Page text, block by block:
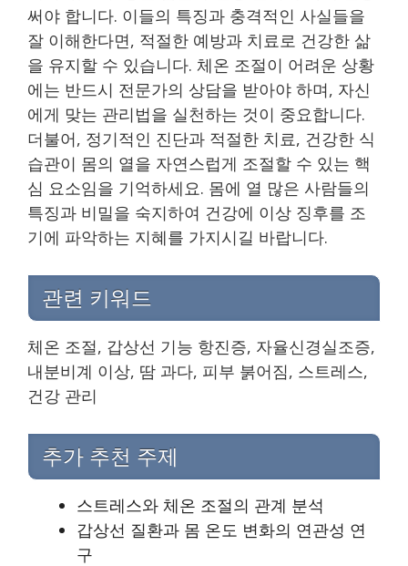
써야 합니다. 이들의 특징과 충격적인 사실들을
잘 이해한다면, 적절한 예방과 치료로 건강한 삶
을 유지할 수 있습니다. 체온 조절이 어려운 상황
에는 반드시 전문가의 상담을 받아야 하며, 자신
에게 맞는 관리법을 실천하는 것이 중요합니다.
더불어, 정기적인 진단과 적절한 치료, 건강한 식
습관이 몸의 열을 자연스럽게 조절할 수 있는 핵
심 요소임을 기억하세요. 몸에 열 많은 사람들의
특징과 비밀을 숙지하여 건강에 이상 징후를 조
기에 파악하는 지혜를 가지시길 바랍니다.
관련 키워드
체온 조절, 갑상선 기능 항진증, 자율신경실조증,
내분비계 이상, 땀 과다, 피부 붉어짐, 스트레스,
건강 관리
추가 추천 주제
스트레스와 체온 조절의 관계 분석
갑상선 질환과 몸 온도 변화의 연관성 연
구